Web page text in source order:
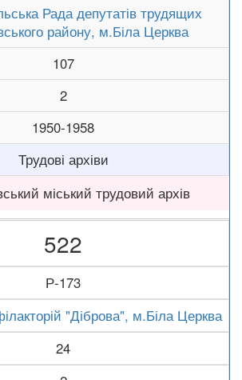
Рада депутатів трудящих
району, м.Біла Церква
107
2
1950-1958
Трудові архіви
міський трудовий архів
522
Р-173
"Діброва", м.Біла Церква
24